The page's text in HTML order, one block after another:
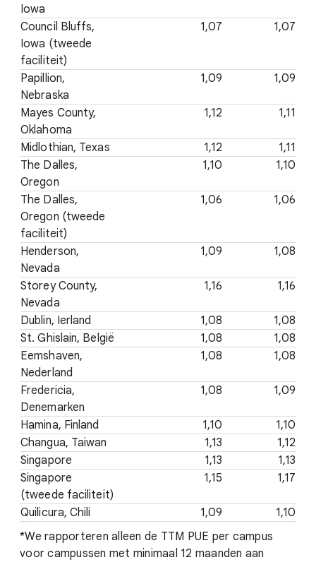
Iowa
Council Bluffs,
Iowa (tweede
faciliteit)
1,07 1,07
Papillion,
Nebraska
1,09 1,09
Mayes County,
Oklahoma
1,12 1,11
Midlothian, Texas 1,12
1,11
The Dalles,
Oregon
1,10 1,10
The Dalles,
Oregon (tweede
faciliteit)
1,06 1,06
Henderson,
Nevada
1,09 1,08
Storey County,
Nevada
1,16 1,16
Dublin, Ierland 1,08
1,08
St. Ghislain, België
1,08
1,08
Eemshaven,
Nederland
1,08 1,08
Fredericia,
Denemarken
1,08 1,09
Hamina, Finland 1,10
1,10
Changua, Taiwan
1,13
1,12
Singapore
1,13
1,13
Singapore
(tweede faciliteit)
1,15 1,17
Quilicura, Chili 1,09
1,10
*We rapporteren alleen de TTM PUE per campus
voor campussen met minimaal 12 maanden aan